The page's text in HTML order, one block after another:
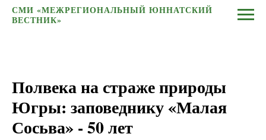
СМИ «МЕЖРЕГИОНАЛЬНЫЙ ЮННАТСКИЙ
ВЕСТНИК»
Полвека на страже природы
Югры: заповеднику «Малая
Сосьва» - 50 лет